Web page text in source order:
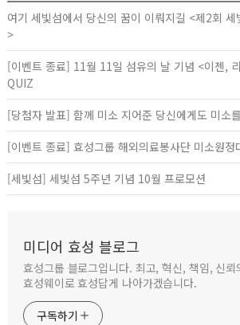
여기 세빛섬에서 당신의 꿈이 이뤄지길 <제2회 세
>
[이벤트 종료] 11월 11일 섬유의 날 기념 <이젠,
QUIZ
[당첨자 발표] 함께 미소 지어준 당신에게도 미소
[이벤트 종료] 효성그룹 해외의료봉사단 미소원
[세빛섬] 세빛섬 5주년 기념 10월 프로모션
미디어 효성 블로그
효성그룹 블로그입니다. 최고, 혁신, 책임, 신뢰
효성웨이로 효성답게 나아가겠습니다.
구독하기